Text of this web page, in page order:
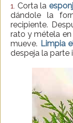
1. Corta la
dándole la
recipiente.
rato y métela
mueve. Limpia
despeja la parte